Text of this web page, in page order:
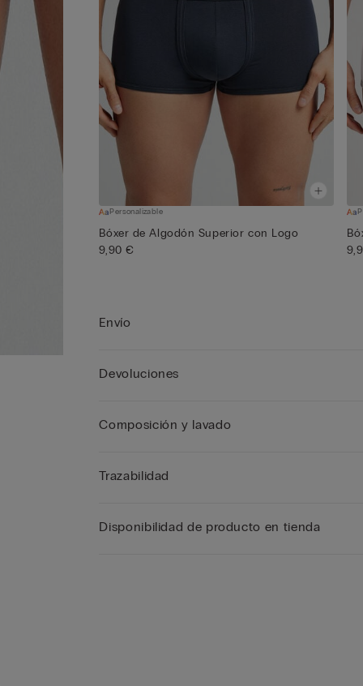
Personalizable
Bóxer de Algodón Superior con Logo
9,90 €
Envío
Devoluciones
Composición y lavado
Trazabilidad
Disponibilidad de producto en tienda